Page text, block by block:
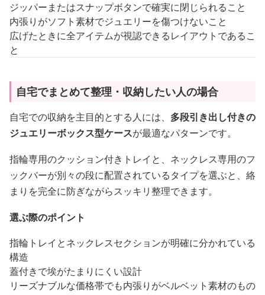
ジッパーまたはスナップボタンで確実に閉じられること
内張りがソフト素材でジュエリーを傷つけないこと
広げたときに全アイテムが視認できるレイアウトであるこ
と
自宅でまとめて整理・収納したい人の場合
自宅での収納を主目的とする人には、 多段引き出し付きの
ジュエリーボックス型ケースが最適なパターンです。
指輪専用のクッション付きトレイと、ネックレス専用のフ
ックバーが別々の段に配置されているタイプを選ぶと、絡
まりを完全に防ぎながらスッキリ整理できます。
選ぶ際のポイント
指輪トレイとネックレスセクションが明確に分かれている
構造
蓋付きで埃がたまりにくい設計
リーズナブルな価格帯でも内張りがベルベット素材のもの